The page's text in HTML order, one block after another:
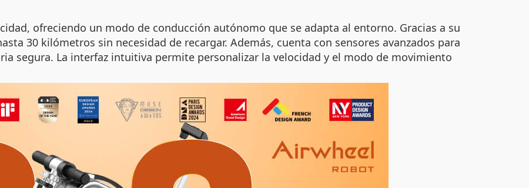
ofreciendo un modo de conducción autónomo que se adapta al entorno. Gracias a su
30 kilómetros sin necesidad de recargar. Además, cuenta con sensores avanzados para
segura. La interfaz intuitiva permite personalizar la velocidad y el modo de movimiento